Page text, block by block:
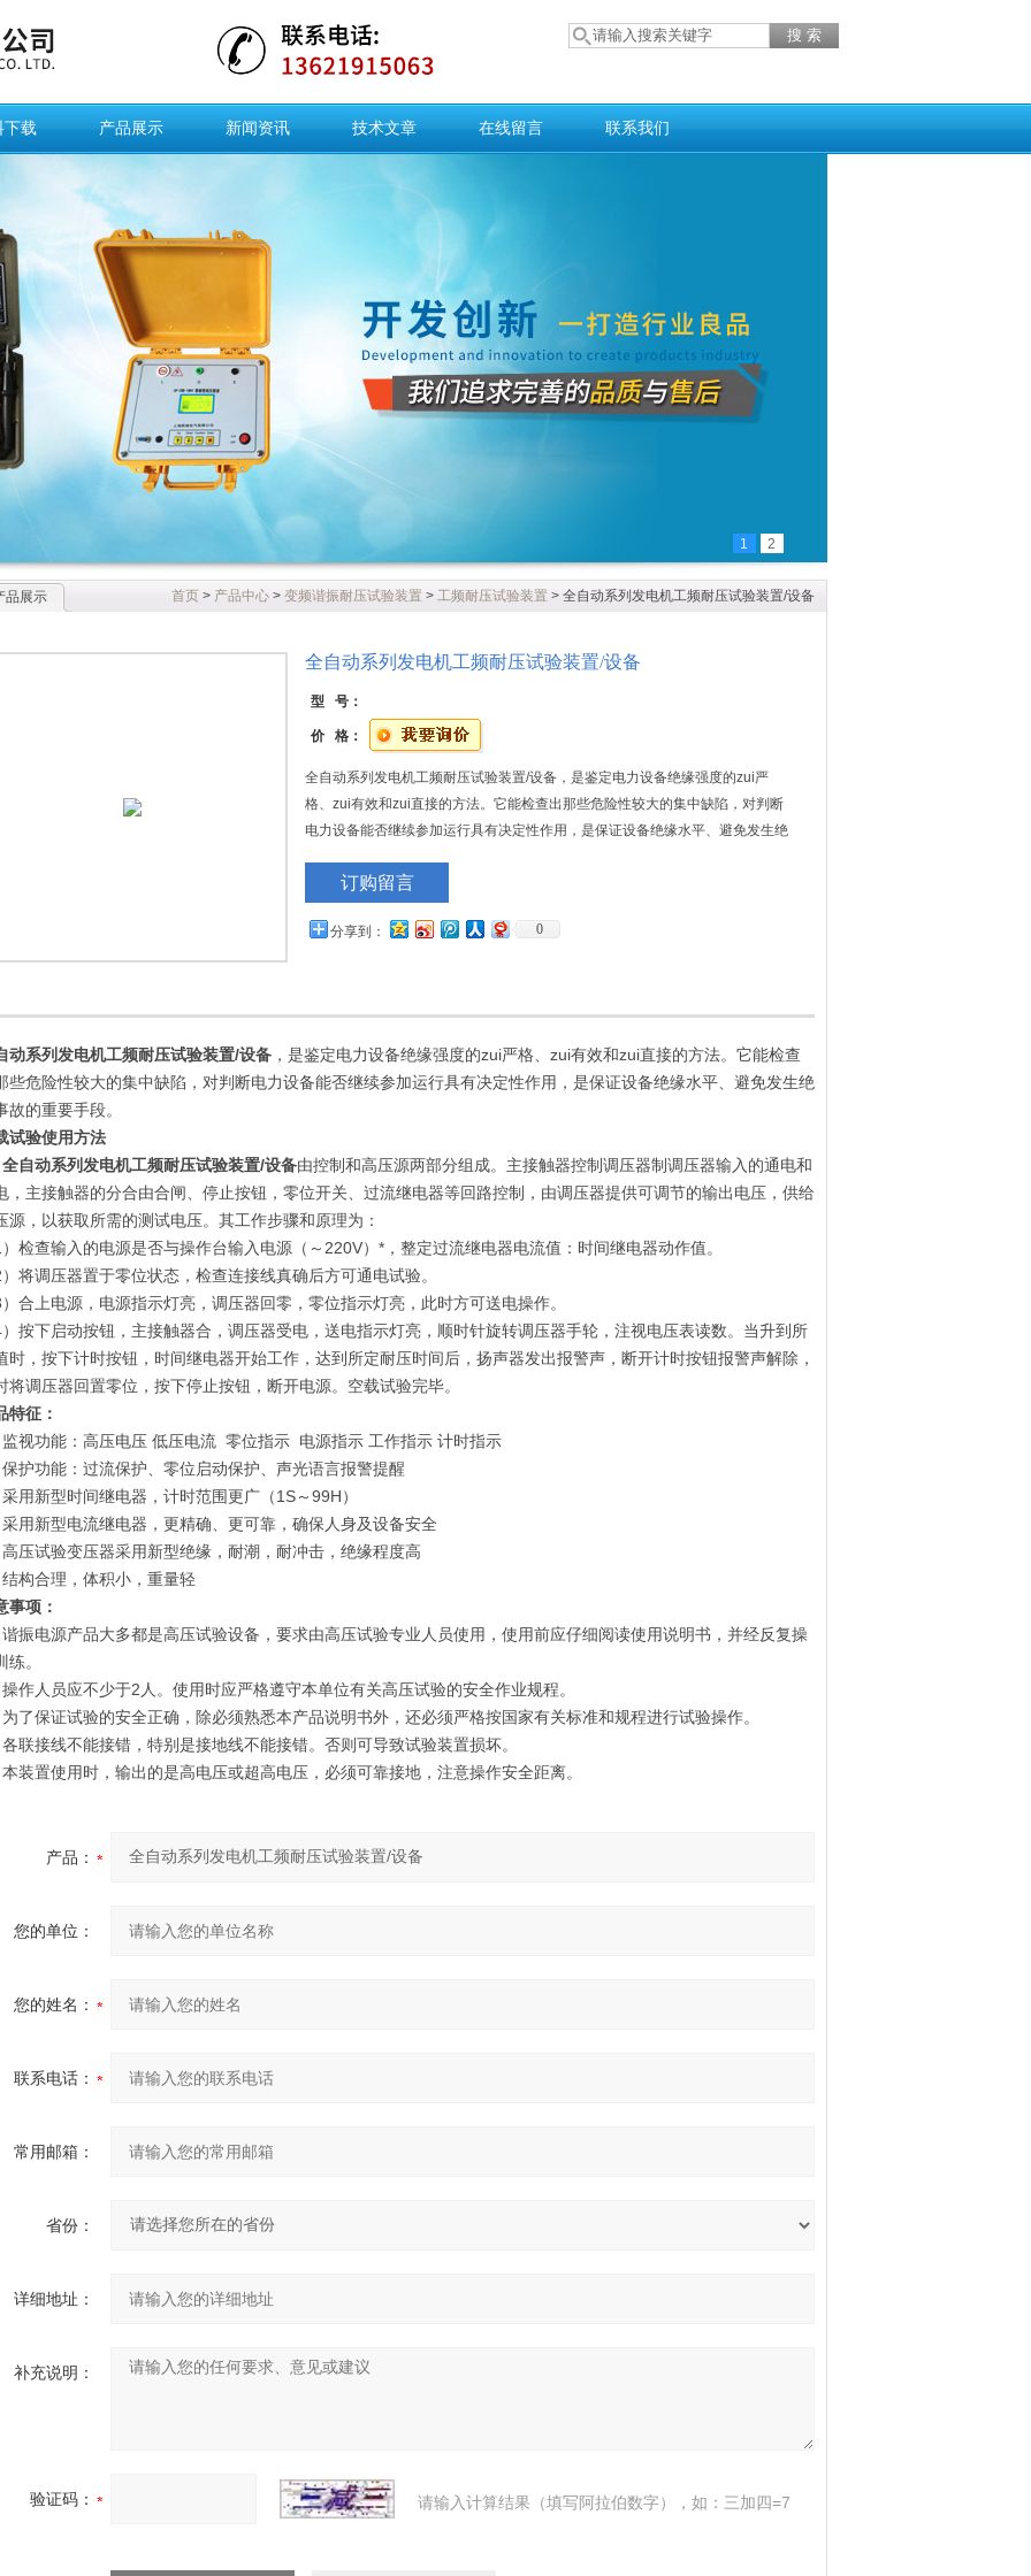
下载 产品展示 新闻资讯 技术文章 在线留言 联系我们
1 2
品展示 首页 > 产品中心 > 变频谐振耐压试验装置 > 工频耐压试验装置 > 全自动系列发电机工频耐压试验装置/设备
全自动系列发电机工频耐压试验装置/设备
型 号：
价 格：
全自动系列发电机工频耐压试验装置/设备，是鉴定电力设备绝缘强度的zui严
格、zui有效和zui直接的方法。它能检查出那些危险性较大的集中缺陷，对判断
电力设备能否继续参加运行具有决定性作用，是保证设备绝缘水平、避免发生绝
订购留言
分享到： 0
动系列发电机工频耐压试验装置/设备 ，是鉴定电力设备绝缘强度的zui严格、zui有效和zui直接的方法。它能检查
些危险性较大的集中缺陷，对判断电力设备能否继续参加运行具有决定性作用，是保证设备绝缘水平、避免发生绝
故的重要手段。
试验使用方法
全自动系列发电机工频耐压试验装置/设备由控制和高压源两部分组成。主接触器控制调压器制调压器输入的通电和
，主接触器的分合由合闸、停止按钮，零位开关、过流继电器等回路控制，由调压器提供可调节的输出电压，供给
源，以获取所需的测试电压。其工作步骤和原理为：
）检查输入的电源是否与操作台输入电源（～220V）*，整定过流继电器电流值：时间继电器动作值。
）将调压器置于零位状态，检查连接线真确后方可通电试验。
）合上电源，电源指示灯亮，调压器回零，零位指示灯亮，此时方可送电操作。
）按下启动按钮，主接触器合，调压器受电，送电指示灯亮，顺时针旋转调压器手轮，注视电压表读数。当升到所
时，按下计时按钮，时间继电器开始工作，达到所定耐压时间后，扬声器发出报警声，断开计时按钮报警声解除，
将调压器回置零位，按下停止按钮，断开电源。空载试验完毕。
特征：
监视功能：高压电压 低压电流 零位指示 电源指示 工作指示 计时指示
护功能：过流保护、零位启动保护、声光语言报警提醒
用新型时间继电器，计时范围更广（1S～99H）
用新型电流继电器，更精确、更可靠，确保人身及设备安全
压试验变压器采用新型绝缘，耐潮，耐冲击，绝缘程度高
构合理，体积小，重量轻
事项：
谐振电源产品大多都是高压试验设备，要求由高压试验专业人员使用，使用前应仔细阅读使用说明书，并经反复操
练。
作人员应不少于2人。使用时应严格遵守本单位有关高压试验的安全作业规程。
了保证试验的安全正确，除必须熟悉本产品说明书外，还必须严格按国家有关标准和规程进行试验操作。
联接线不能接错，特别是接地线不能接错。否则可导致试验装置损坏。
装置使用时，输出的是高电压或超高电压，必须可靠接地，注意操作安全距离。
产品：
您的单位：
您的姓名：
联系电话：
常用邮箱：
省份：
详细地址：
补充说明：
验证码： 请输入计算结果（填写阿拉伯数字），如：三加四=7